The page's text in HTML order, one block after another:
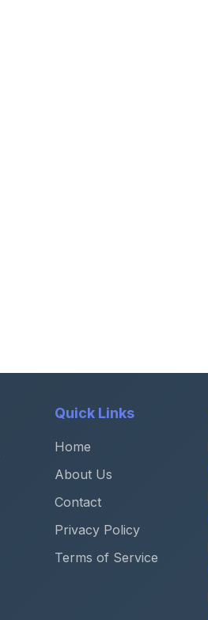
Quick Links
Home
About Us
Contact
Privacy Policy
Terms of Service